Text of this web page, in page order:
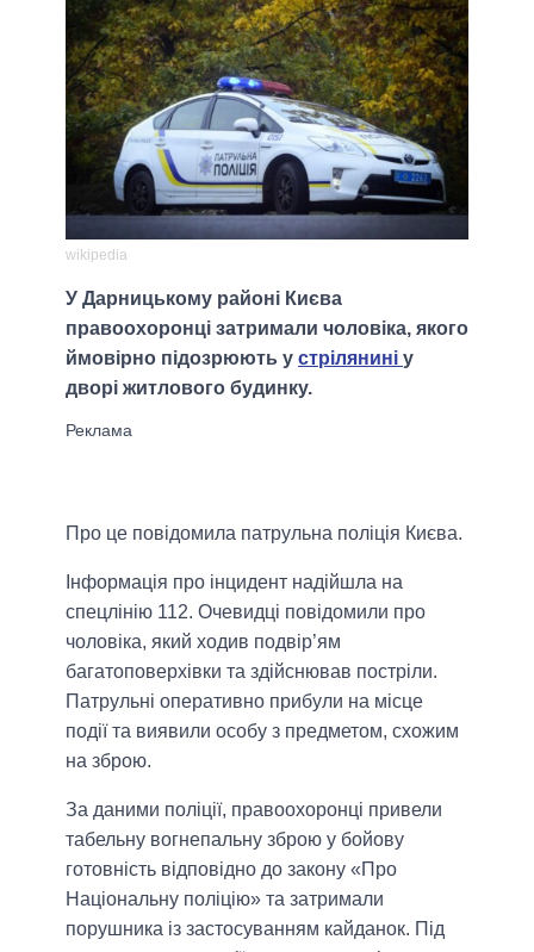
wikipedia
У Дарницькому районі Києва
правоохоронці затримали чоловіка, якого
ймовірно підозрюють у стрілянині у
дворі житлового будинку.
Про це повідомила патрульна поліція Києва.
Інформація про інцидент надійшла на
спецлінію 112. Очевидці повідомили про
чоловіка, який ходив подвір’ям
багатоповерхівки та здійснював постріли.
Патрульні оперативно прибули на місце
події та виявили особу з предметом, схожим
на зброю.
За даними поліції, правоохоронці привели
табельну вогнепальну зброю у бойову
готовність відповідно до закону «Про
Національну поліцію» та затримали
порушника із застосуванням кайданок. Під